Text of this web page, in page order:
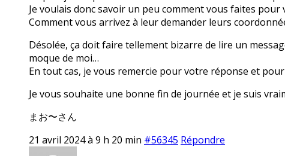
Je voulais donc savoir un peu comment vous faites pour
Comment vous arrivez à leur demander leurs
Désolée, ça doit faire tellement bizarre de lire un
moque de moi…
En tout cas, je vous remercie pour votre réponse et pour
Je vous souhaite une bonne fin de journée et je suis
まお〜さん
21 avril 2024 à 9 h 20 min #56345 Répondre